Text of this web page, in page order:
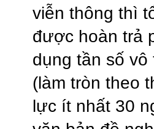
viễn thông thì
được hoàn trả
dụng tần số
(làm tròn theo
lực ít nhất 30